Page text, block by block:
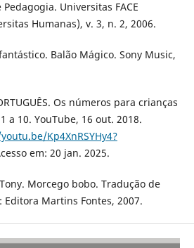
Universitas FACE
Humanas), v. 3, n. 2, 2006.
Balão Mágico. Sony Music,
Os números para crianças
a 10. YouTube, 16 out. 2018.
Kp4XnRSYHy4?
em: 20 jan. 2025.
Tony. Morcego bobo. Tradução de
Editora Martins Fontes, 2007.